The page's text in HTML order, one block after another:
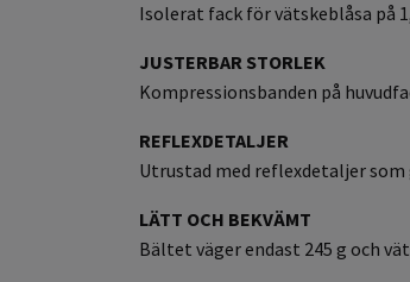
Isolerat fack för vätskeblåsa på
JUSTERBAR STORLEK
Kompressionsbanden på
REFLEXDETALJER
Utrustad med reflexdetaljer
LÄTT OCH BEKVÄMT
Bältet väger endast 245 g och